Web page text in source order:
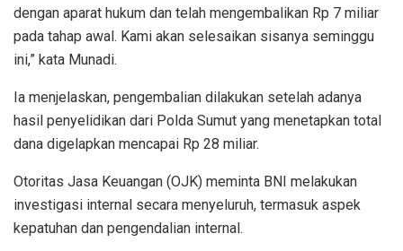
dengan aparat hukum dan telah mengembalikan Rp 7 miliar
pada tahap awal. Kami akan selesaikan sisanya seminggu
ini,” kata Munadi.
Ia menjelaskan, pengembalian dilakukan setelah adanya
hasil penyelidikan dari Polda Sumut yang menetapkan total
dana digelapkan mencapai Rp 28 miliar.
Otoritas Jasa Keuangan (OJK) meminta BNI melakukan
investigasi internal secara menyeluruh, termasuk aspek
kepatuhan dan pengendalian internal.